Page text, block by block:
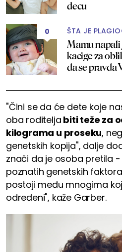
decu
0 ŠTA JE
Mamu napali
kacige za
da se pravda
"Čini se da će dete koje
oba roditelja biti teže za
kilograma u proseku,
genetskih kopija", dalje
znači da je osoba pretila
poznatih genetskih
postoji među mnogima
određeni", kaže Garber.